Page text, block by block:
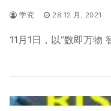
学究 28 12 月, 2021
11月1日，以“数即万物